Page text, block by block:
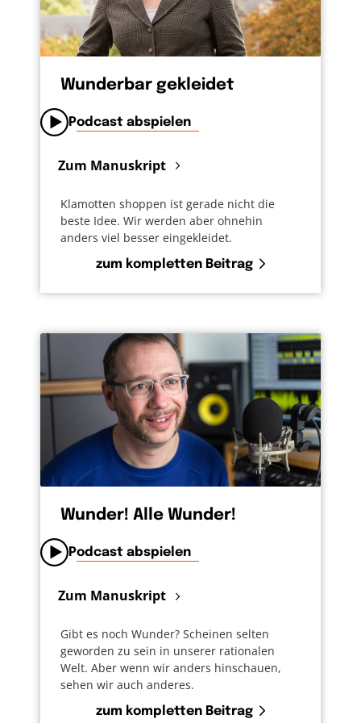
allem gibt, dagegensetzen. Den Glauben, die
Musik. Das hilft. Deshalb: Lasst die Musik an.
Wunderbar gekleidet
Podcast abspielen
Zum Manuskript
Klamotten shoppen ist gerade nicht die
beste Idee. Wir werden aber ohnehin
anders viel besser eingekleidet.
zum kompletten Beitrag
Wunder! Alle Wunder!
Podcast abspielen
Zum Manuskript
Gibt es noch Wunder? Scheinen selten
geworden zu sein in unserer rationalen
Welt. Aber wenn wir anders hinschauen,
sehen wir auch anderes.
zum kompletten Beitrag